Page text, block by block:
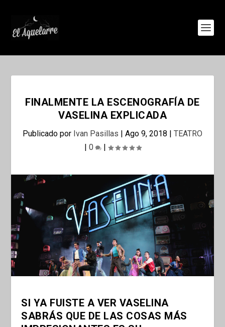
FINALMENTE LA ESCENOGRAFÍA DE
VASELINA EXPLICADA
Publicado por Ivan Pasillas | Ago 9, 2018 | TEATRO
| 0 |
SI YA FUISTE A VER VASELINA
SABRÁS QUE DE LAS COSAS MÁS